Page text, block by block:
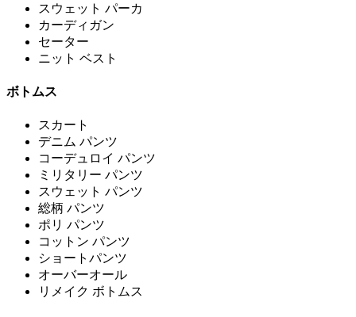
スウェット パーカ
カーディガン
セーター
ニット ベスト
ボトムス
スカート
デニム パンツ
コーデュロイ パンツ
ミリタリー パンツ
スウェット パンツ
総柄 パンツ
ポリ パンツ
コットン パンツ
ショートパンツ
オーバーオール
リメイク ボトムス